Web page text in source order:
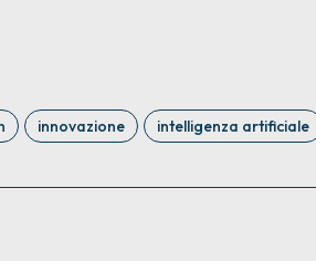
innovazione intelligenza artificiale